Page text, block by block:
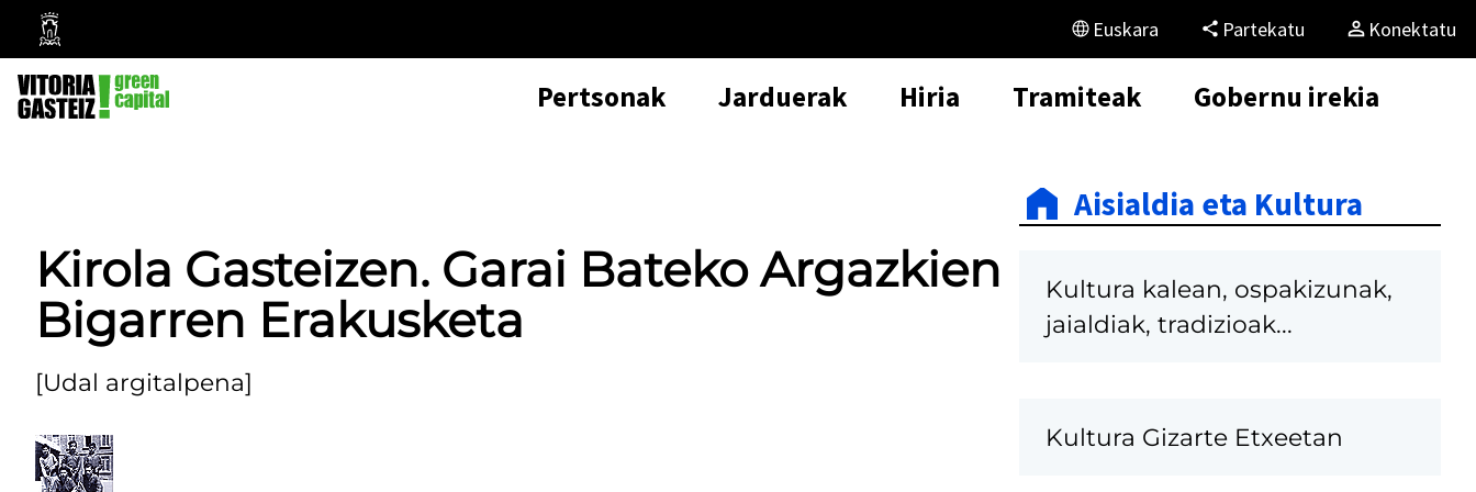
Vitoria-
Gasteizko
Udala
Euskara Partekatu Konektatu
Pertsonak Jarduerak Hiria Tramiteak Gobernu irekia
Kirola Gasteizen. Garai Bateko Argazkien
Bigarren Erakusketa
[Udal argitalpena]
Aisialdia eta Kultura
Kultura kalean, ospakizunak,
jaialdiak, tradizioak...
Kultura Gizarte Etxeetan